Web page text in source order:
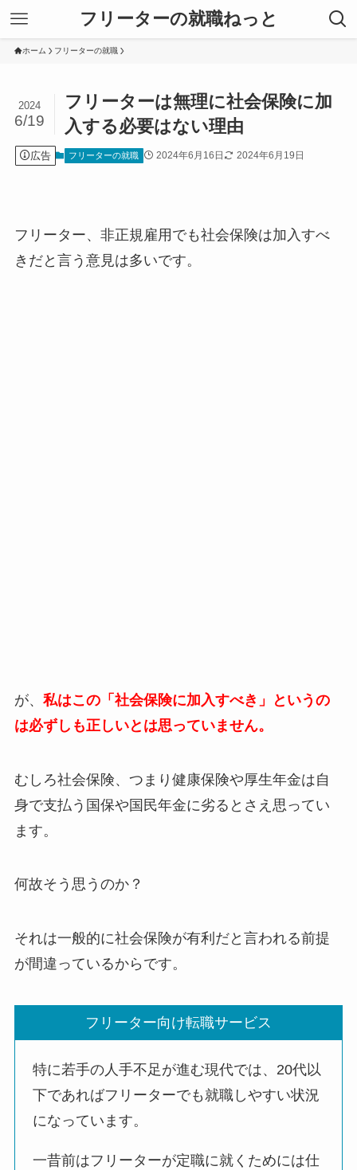
フリーターの就職ねっと
ホーム フリーターの就職
フリーターは無理に社会保険に加
入する必要はない理由
2024
6/19
広告 フリーターの就職 2024年6月16日 2024年6月19日
フリーター、非正規雇用でも社会保険は加入すべ
きだと言う意見は多いです。
が、 私はこの「社会保険に加入すべき」というの
は必ずしも正しいとは思っていません。
むしろ社会保険、つまり健康保険や厚生年金は自
身で支払う国保や国民年金に劣るとさえ思ってい
ます。
何故そう思うのか？
それは一般的に社会保険が有利だと言われる前提
が間違っているからです。
フリーター向け転職サービス
特に若手の人手不足が進む現代では、20代以
下であればフリーターでも就職しやすい状況
になっています。
一昔前はフリーターが定職に就くためには仕